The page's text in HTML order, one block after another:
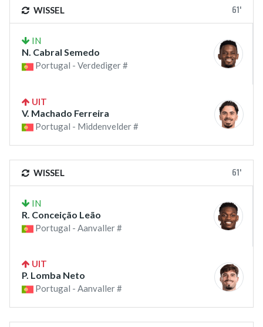
WISSEL 61'
IN
N. Cabral Semedo
Portugal - Verdediger #
UIT
V. Machado Ferreira
Portugal - Middenvelder #
WISSEL 61'
IN
R. Conceição Leão
Portugal - Aanvaller #
UIT
P. Lomba Neto
Portugal - Aanvaller #